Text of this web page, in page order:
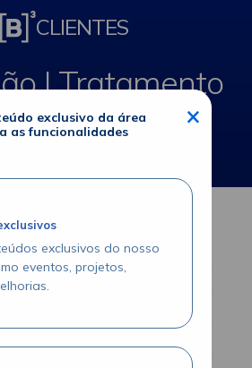
|
CLIENTES
| Tratamento
e
exclusivo da área
as funcionalidades
×
exclusivos do nosso
eventos, projetos,